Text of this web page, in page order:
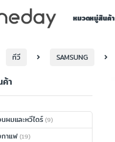
หมวดหมู่สินค้า
ทีวี SAMSUNG
า
ผมและหวีไดร์ (9)
กาแฟ (19)